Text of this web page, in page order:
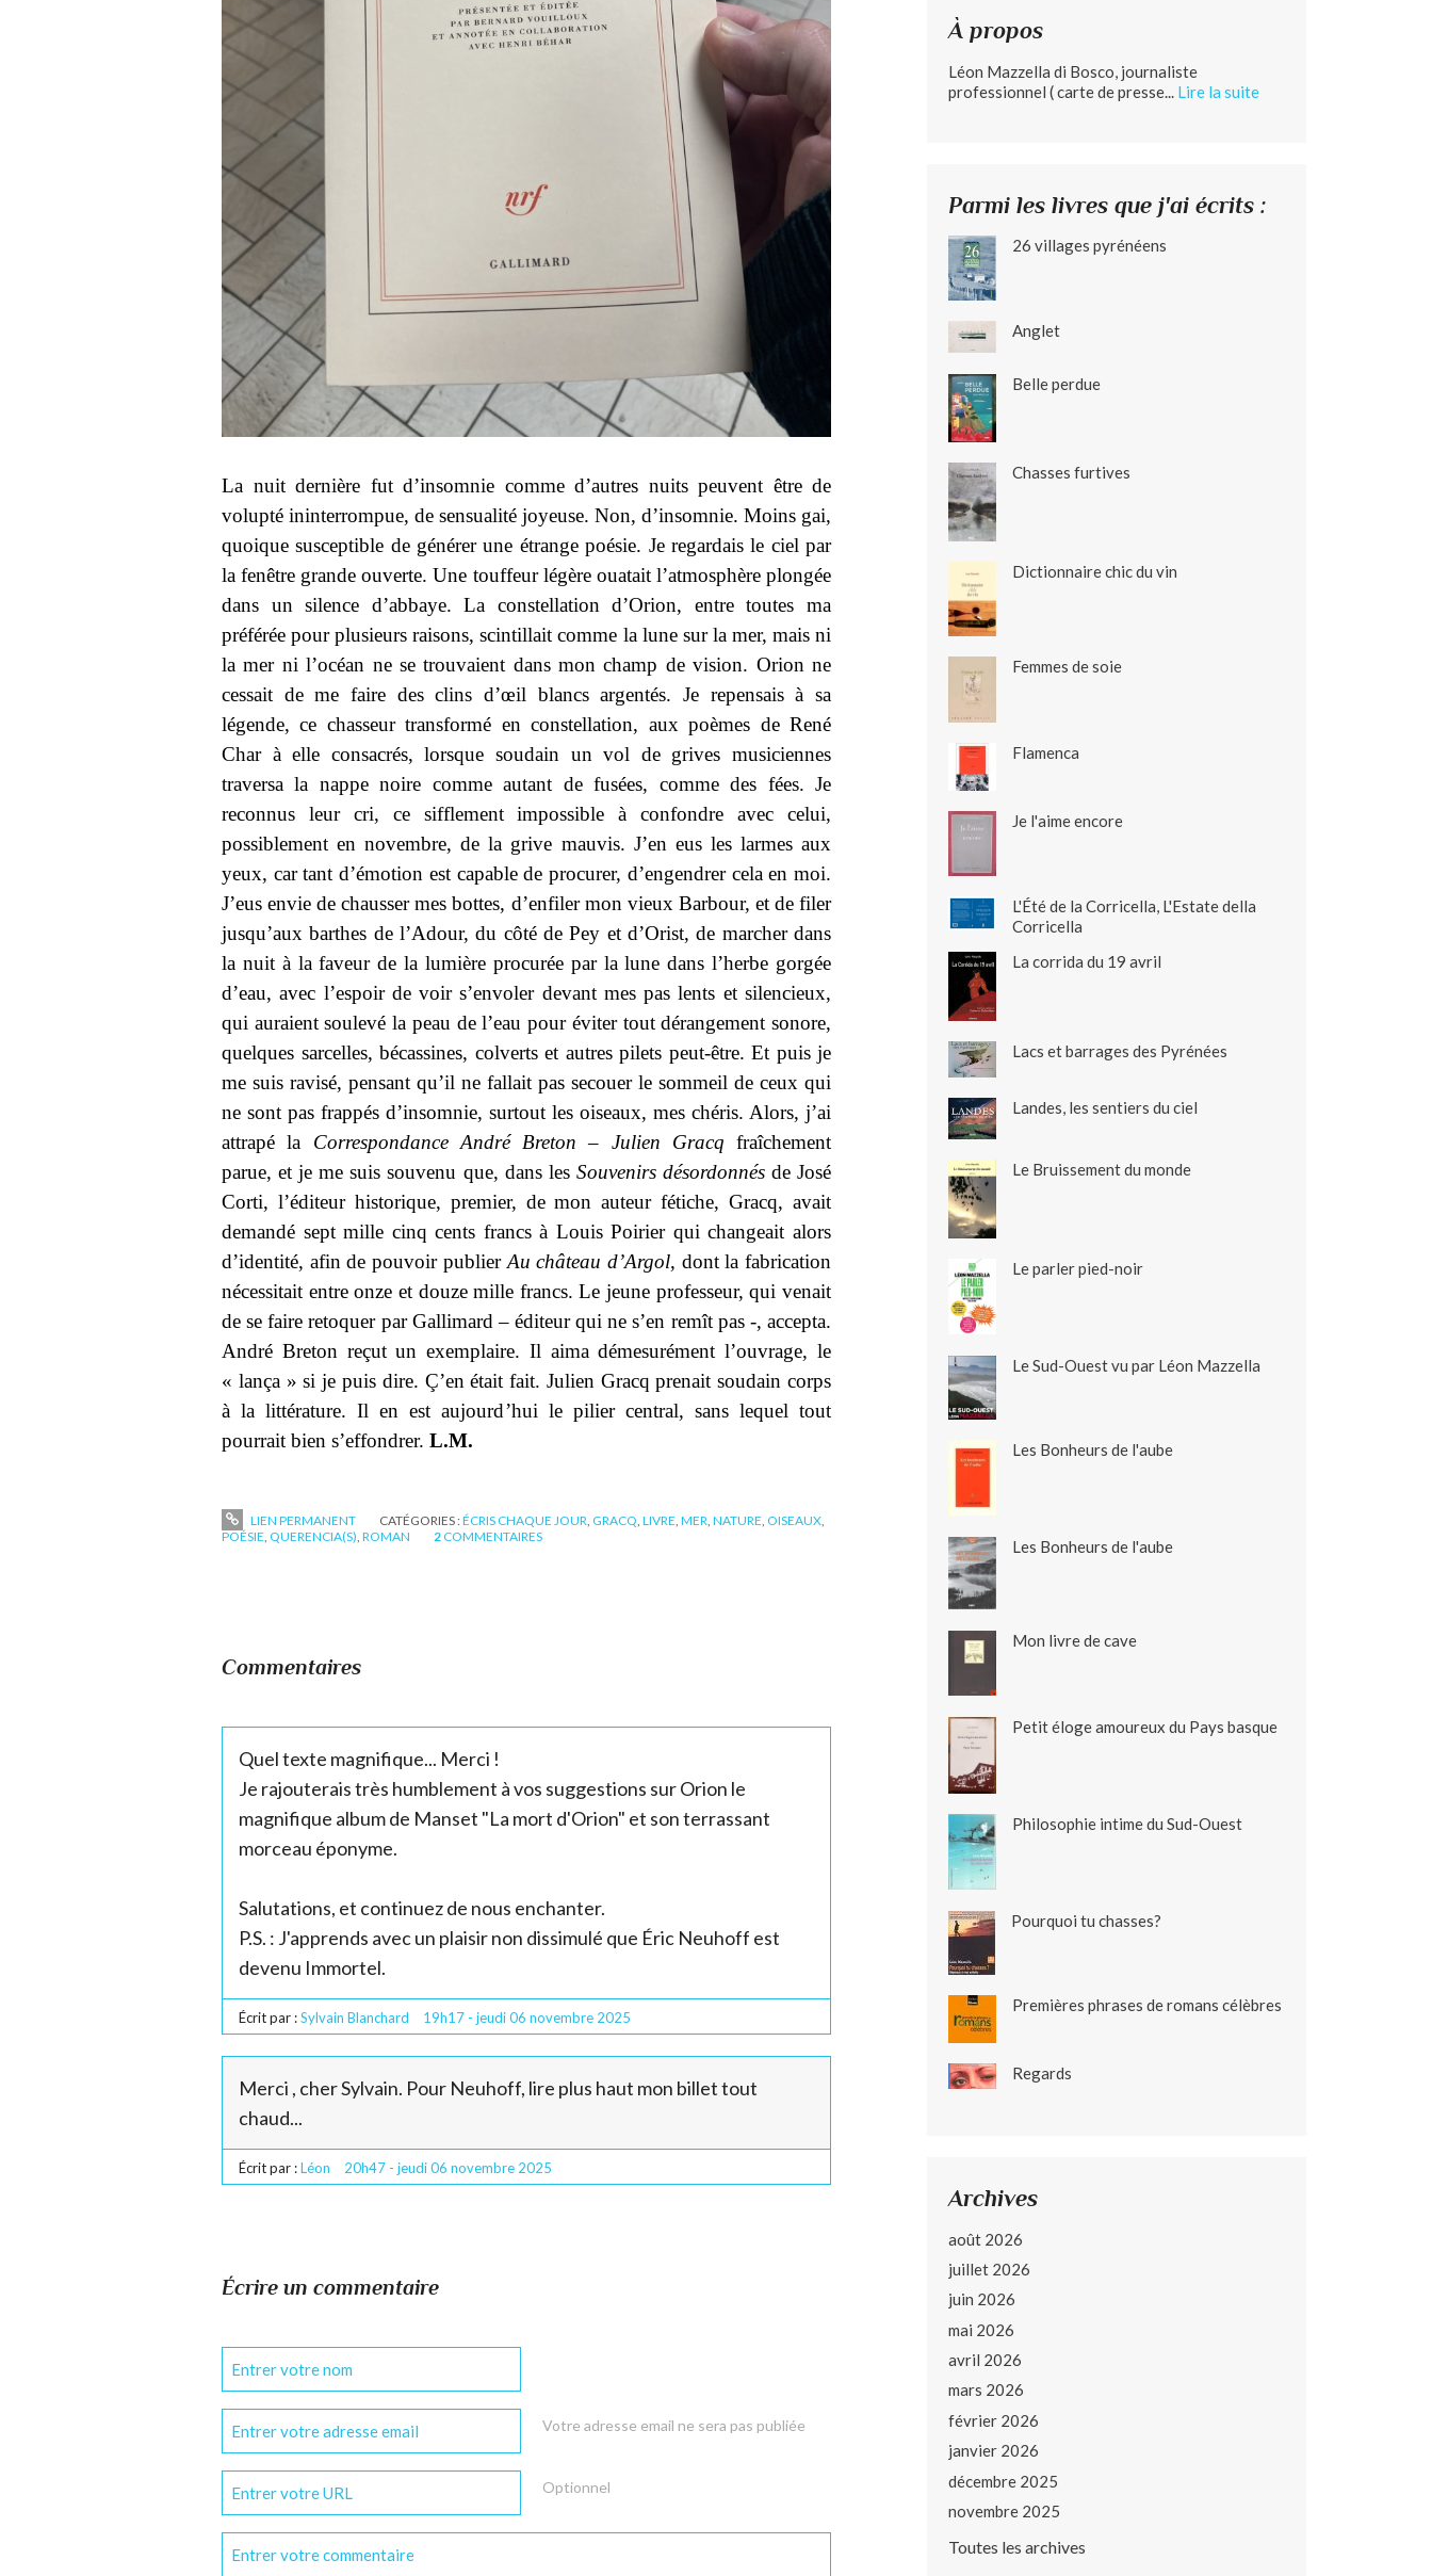
La nuit dernière fut d’insomnie comme d’autres nuits peuvent être de
volupté ininterrompue, de sensualité joyeuse. Non, d’insomnie. Moins gai,
quoique susceptible de générer une étrange poésie. Je regardais le ciel par
la fenêtre grande ouverte. Une touffeur légère ouatait l’atmosphère plongée
dans un silence d’abbaye. La constellation d’Orion, entre toutes ma
préférée pour plusieurs raisons, scintillait comme la lune sur la mer, mais ni
la mer ni l’océan ne se trouvaient dans mon champ de vision. Orion ne
cessait de me faire des clins d’œil blancs argentés. Je repensais à sa
légende, ce chasseur transformé en constellation, aux poèmes de René
Char à elle consacrés, lorsque soudain un vol de grives musiciennes
traversa la nappe noire comme autant de fusées, comme des fées. Je
reconnus leur cri, ce sifflement impossible à confondre avec celui,
possiblement en novembre, de la grive mauvis. J’en eus les larmes aux
yeux, car tant d’émotion est capable de procurer, d’engendrer cela en moi.
J’eus envie de chausser mes bottes, d’enfiler mon vieux Barbour, et de filer
jusqu’aux barthes de l’Adour, du côté de Pey et d’Orist, de marcher dans
la nuit à la faveur de la lumière procurée par la lune dans l’herbe gorgée
d’eau, avec l’espoir de voir s’envoler devant mes pas lents et silencieux,
qui auraient soulevé la peau de l’eau pour éviter tout dérangement sonore,
quelques sarcelles, bécassines, colverts et autres pilets peut-être. Et puis je
me suis ravisé, pensant qu’il ne fallait pas secouer le sommeil de ceux qui
ne sont pas frappés d’insomnie, surtout les oiseaux, mes chéris. Alors, j’ai
attrapé la Correspondance André Breton – Julien Gracq fraîchement
parue, et je me suis souvenu que, dans les Souvenirs désordonnésde José
Corti, l’éditeur historique, premier, de mon auteur fétiche, Gracq, avait
demandé sept mille cinq cents francs à Louis Poirier qui changeait alors
d’identité, afin de pouvoir publier Au château d’Argol, dont la fabrication
nécessitait entre onze et douze mille francs. Le jeune professeur, qui venait
de se faire retoquer par Gallimard – éditeur qui ne s’en remît pas -, accepta.
André Breton reçut un exemplaire. Il aima démesurément l’ouvrage, le
« lança » si je puis dire. Ç’en était fait. Julien Gracq prenait soudain corps
à la littérature. Il en est aujourd’hui le pilier central, sans lequel tout
pourrait bien s’effondrer. L.M.
LIEN PERMANENT CATÉGORIES :ÉCRIS CHAQUE JOUR, GRACQ, LIVRE, MER, NATURE, OISEAUX,
POÉSIE QUERENCIA(S) ROMAN 2 COMMENTAIRES
Commentaires
Quel texte magnifique... Merci !
Je rajouterais très humblement à vos suggestions sur Orion le
magnifique album de Manset "La mort d'Orion" et son terrassant
morceau éponyme.
Salutations, et continuez de nous enchanter.
P.S. : J'apprends avec un plaisir non dissimulé que Éric Neuhoff est
devenu Immortel.
Écrit par :Sylvain Blanchard 19h17 - jeudi 06 novembre 2025
Merci , cher Sylvain. Pour Neuhoff, lire plus haut mon billet tout
chaud...
Écrit par :Léon 20h47 - jeudi 06 novembre 2025
Écrire un commentaire
Votre adresse email ne sera pas publiée
Optionnel
À propos
Léon Mazzella di Bosco, journaliste
professionnel ( carte de presse... Lire la suite
Parmi les livres que j'ai écrits :
26 villages pyrénéens
Anglet
Belle perdue
Chasses furtives
Dictionnaire chic du vin
Femmes de soie
Flamenca
Je l'aime encore
L'Été de la Corricella, L'Estate della
Corricella
La corrida du 19 avril
Lacs et barrages des Pyrénées
Landes, les sentiers du ciel
Le Bruissement du monde
Le parler pied-noir
Le Sud-Ouest vu par Léon Mazzella
Les Bonheurs de l'aube
Les Bonheurs de l'aube
Mon livre de cave
Petit éloge amoureux du Pays basque
Philosophie intime du Sud-Ouest
Pourquoi tu chasses?
Premières phrases de romans célèbres
Regards
Archives
août 2026
juillet 2026
juin 2026
mai 2026
avril 2026
mars 2026
février 2026
janvier 2026
décembre 2025
novembre 2025
Toutes les archives